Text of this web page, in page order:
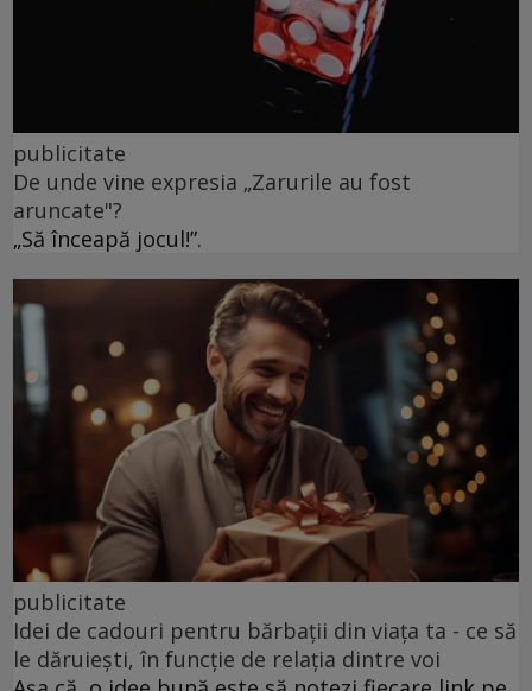
publicitate
De unde vine expresia „Zarurile au fost
aruncate"?
„Să înceapă jocul!”.
publicitate
Idei de cadouri pentru bărbații din viața ta - ce să
le dăruiești, în funcție de relația dintre voi